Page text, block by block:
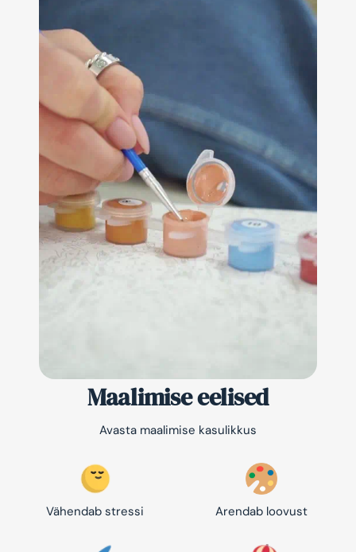
Maalimise eelised
Avasta maalimise kasulikkus
Vähendab stressi Arendab loovust